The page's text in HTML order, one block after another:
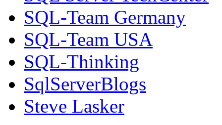
SQL-Team Germany
SQL-Team USA
SQL-Thinking
SqlServerBlogs
Steve Lasker